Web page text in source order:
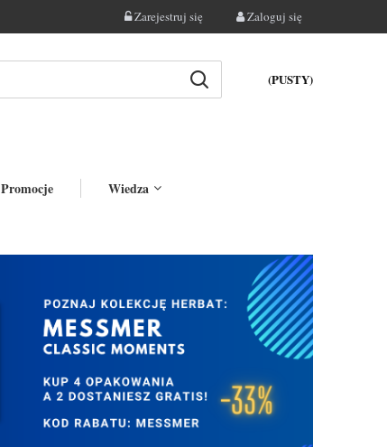
Zarejestruj się Zaloguj się
(PUSTY)
Promocje Wiedza